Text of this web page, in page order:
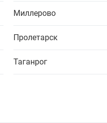
Миллерово
Пролетарск
Таганрог